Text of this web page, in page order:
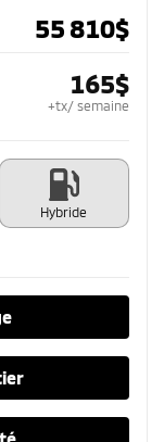
55 810$
165$
+tx/ semaine
Hybride